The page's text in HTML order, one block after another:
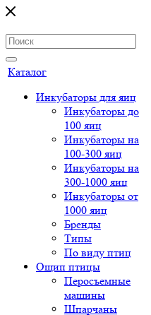
Каталог
Инкубаторы для яиц
Инкубаторы до
100 яиц
Инкубаторы на
100-300 яиц
Инкубаторы на
300-1000 яиц
Инкубаторы от
1000 яиц
Бренды
Типы
По виду птиц
Ощип птицы
Перосъемные
машины
Шпарчаны